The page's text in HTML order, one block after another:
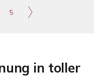
5
in toller